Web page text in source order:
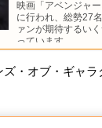
映画「アベンジャ
に行われ、総勢27
ァンが期待するい
っています。
・オブ・ギャラ